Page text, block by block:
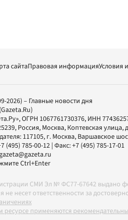
сайтаПравовая информацияУсловия
2026) – Главные новости дня
(Gazeta.Ru)
, ОГРН 1067761730376, ИНН
Россия, Москва, Коптевская улица,
117105, г. Москва, Варшавское
(495) 785-00-12 | Факс:+7 (495) 785-17-01
Ctrl+Enter
СМИ Эл № ФС77-67642 выдано
не несет ответственности за
применяются